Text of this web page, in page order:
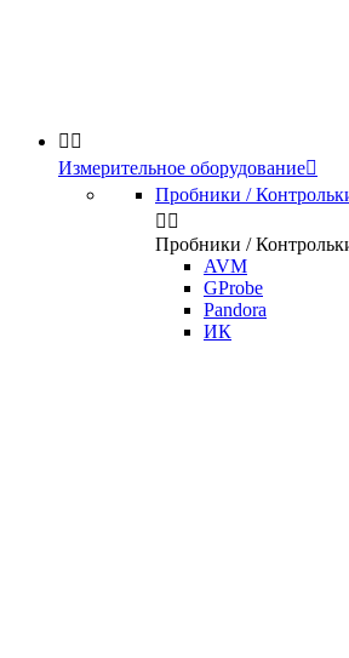
 
Измерительное оборудование
Пробники /
 
Пробники /
AVM
GProbe
Pandora
ИК